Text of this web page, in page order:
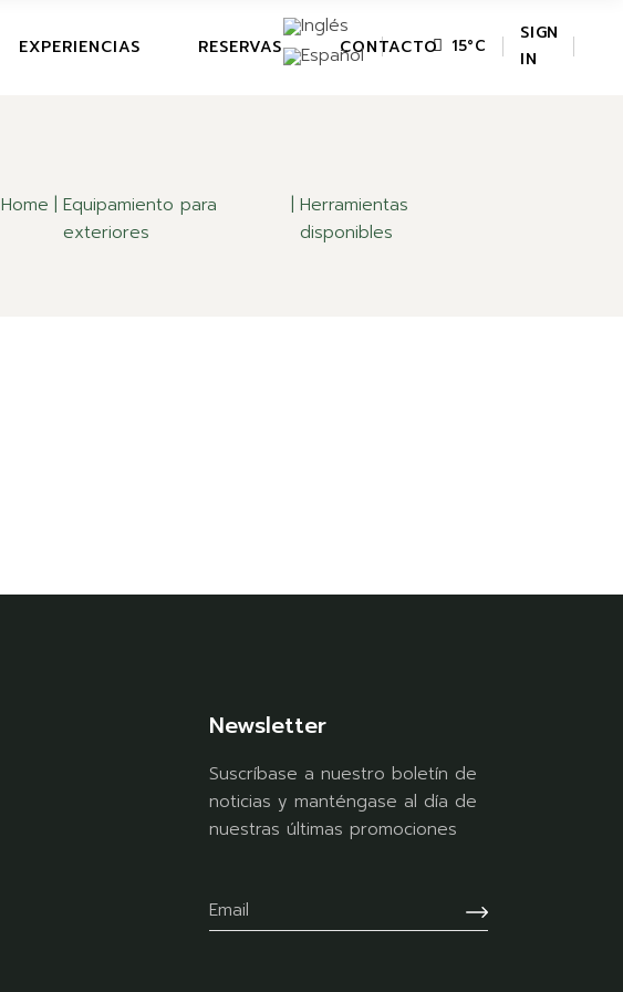
EXPERIENCIAS RESERVAS CONTACTO 15°C
SIGN
IN
Home
Equipamiento para
exteriores
Herramientas
disponibles
Newsletter
Suscríbase a nuestro boletín de
noticias y manténgase al día de
nuestras últimas promociones